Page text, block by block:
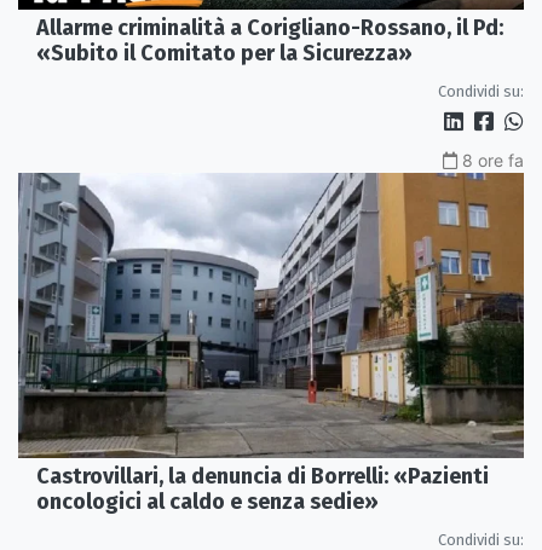
Allarme criminalità a Corigliano-Rossano, il Pd:
«Subito il Comitato per la Sicurezza»
Condividi su:
8 ore fa
Castrovillari, la denuncia di Borrelli: «Pazienti
oncologici al caldo e senza sedie»
Condividi su: